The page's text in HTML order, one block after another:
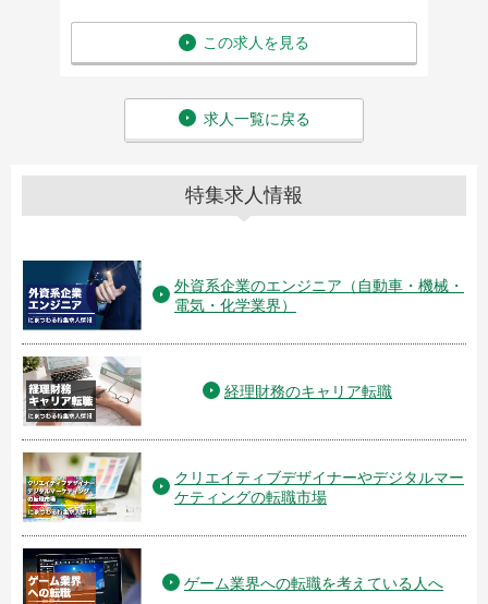
この求人を見る
求人一覧に戻る
特集求人情報
外資系企業のエンジニア（自動車・機械・
電気・化学業界）
経理財務のキャリア転職
クリエイティブデザイナーやデジタルマー
ケティングの転職市場
ゲーム業界への転職を考えている人へ